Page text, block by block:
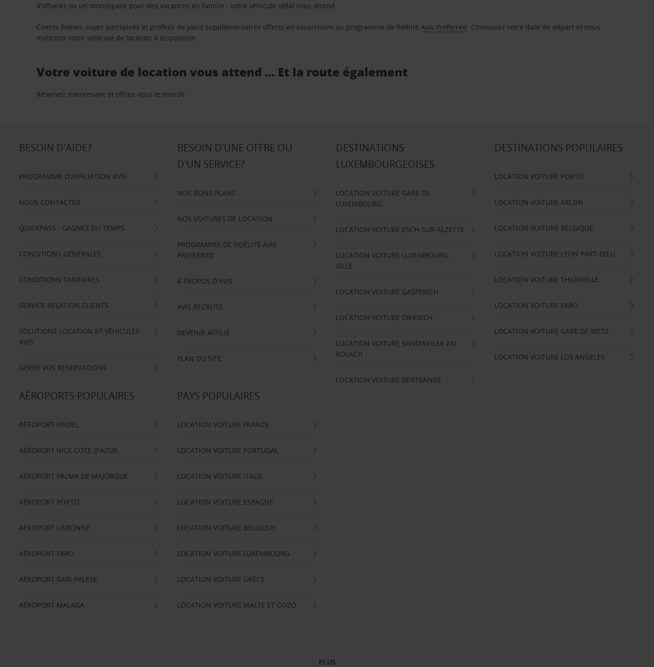
d’affaires ou un monospace pour des vacances en famille - votre véhicule idéal vous attend.
Clients fidèles, soyez surclassés et profitez de jours supplémentaires offerts en souscrivant au programme de fidélitéAvis Preferred. Choisissez votre date de départ et nous
mettrons votre véhicule de location à disposition.
Votre voiture de location vous attend … Et la route également
Réservez maintenant et offrez-vous le monde.
BESOIN D'AIDE?
PROGRAMME D'AFFILIATION AVIS
NOUS CONTACTER
QUICKPASS : GAGNEZ DU TEMPS
CONDITIONS GÉNÉRALES
CONDITIONS TARIFAIRES
SERVICE RELATION CLIENTS
SOLUTIONS LOCATION ET VÉHICULES
AVIS
GÉRÉR VOS RESERVATIONS
BESOIN D'UNE OFFRE OU
D'UN SERVICE?
NOS BONS PLANS
NOS VOITURES DE LOCATION
PROGRAMME DE FIDÉLITÉ AVIS
PREFERRED
A PROPOS D'AVIS
AVIS RECRUTE
DEVENIR AFFILIÉ
PLAN DU SITE
DESTINATIONS
LUXEMBOURGEOISES
LOCATION VOITURE GARE DE
LUXEMBOURG
LOCATION VOITURE ESCH-SUR-ALZETTE
LOCATION VOITURE LUXEMBOURG-
VILLE
LOCATION VOITURE GASPERICH
LOCATION VOITURE DIEKIRCH
LOCATION VOITURE SANDWEILER ZAI
ROLACH
LOCATION VOITURE BERTRANGE
DESTINATIONS POPULAIRES
LOCATION VOITURE PORTO
LOCATION VOITURE ARLON
LOCATION VOITURE BELGIQUE
LOCATION VOITURE LYON PART-DIEU
LOCATION VOITURE THIONVILLE
LOCATION VOITURE FARO
LOCATION VOITURE GARE DE METZ
LOCATION VOITURE LOS ANGELES
AÉROPORTS POPULAIRES
AÉROPORT FINDEL
AÉROPORT NICE CÖTE D'AZUR
AÉROPORT PALMA DE MAJORQUE
AÉROPORT PORTO
AÉROPORT LISBONNE
AÉROPORT FARO
AÉROPORT BARI-PALESE
AÉROPORT MALAGA
PAYS POPULAIRES
LOCATION VOITURE FRANCE
LOCATION VOITURE PORTUGAL
LOCATION VOITURE ITALIE
LOCATION VOITURE ESPAGNE
LOCATION VOITURE BELGIQUE
LOCATION VOITURE LUXEMBOURG
LOCATION VOITURE GRÈCE
LOCATION VOITURE MALTE ET GOZO
PLUS